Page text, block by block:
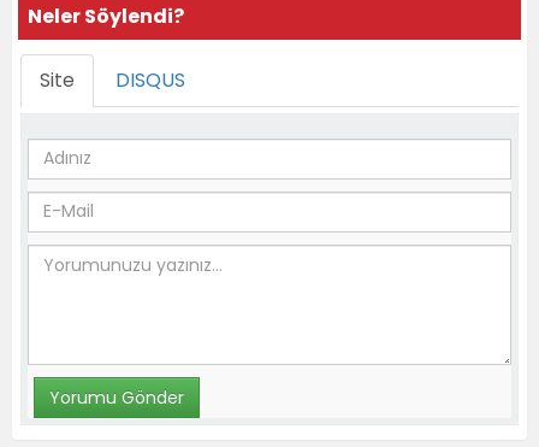
Neler Söylendi?
Site DISQUS